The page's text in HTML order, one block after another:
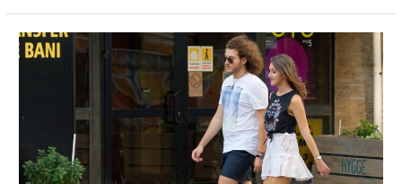
¿Cuántos
pasos
cuerpo
vivir
más